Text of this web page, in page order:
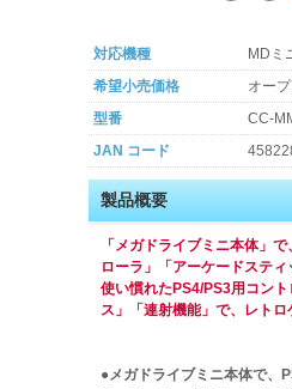
対応機種
MDミ
希望小売価格
オー
型番
CC-
JAN コード
製品概要
「メガドライブミニ本体」
ローラ」「アーケードスティ
使い慣れたPS4/PS3用コン
ス」「連射機能」で、レトロ
●メガドライブミニ本体で、